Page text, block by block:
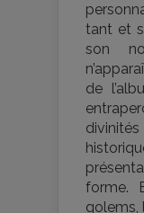
tant et
son
de
forme.
golems,